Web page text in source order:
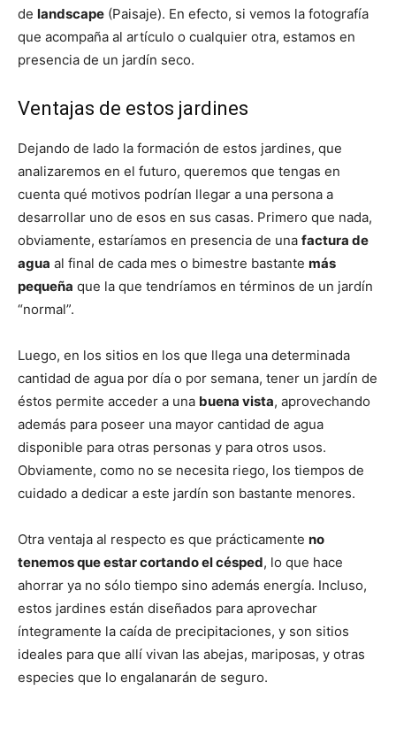
de landscape (Paisaje). En efecto, si vemos la fotografía
que acompaña al artículo o cualquier otra, estamos en
presencia de un jardín seco.
Ventajas de estos jardines
Dejando de lado la formación de estos jardines, que
analizaremos en el futuro, queremos que tengas en
cuenta qué motivos podrían llegar a una persona a
desarrollar uno de esos en sus casas. Primero que nada,
obviamente, estaríamos en presencia de una factura de
agua al final de cada mes o bimestre bastante más
pequeña que la que tendríamos en términos de un jardín
“normal”.
Luego, en los sitios en los que llega una determinada
cantidad de agua por día o por semana, tener un jardín de
éstos permite acceder a una buena vista, aprovechando
además para poseer una mayor cantidad de agua
disponible para otras personas y para otros usos.
Obviamente, como no se necesita riego, los tiempos de
cuidado a dedicar a este jardín son bastante menores.
Otra ventaja al respecto es que prácticamente no
tenemos que estar cortando el césped, lo que hace
ahorrar ya no sólo tiempo sino además energía. Incluso,
estos jardines están diseñados para aprovechar
íntegramente la caída de precipitaciones, y son sitios
ideales para que allí vivan las abejas, mariposas, y otras
especies que lo engalanarán de seguro.